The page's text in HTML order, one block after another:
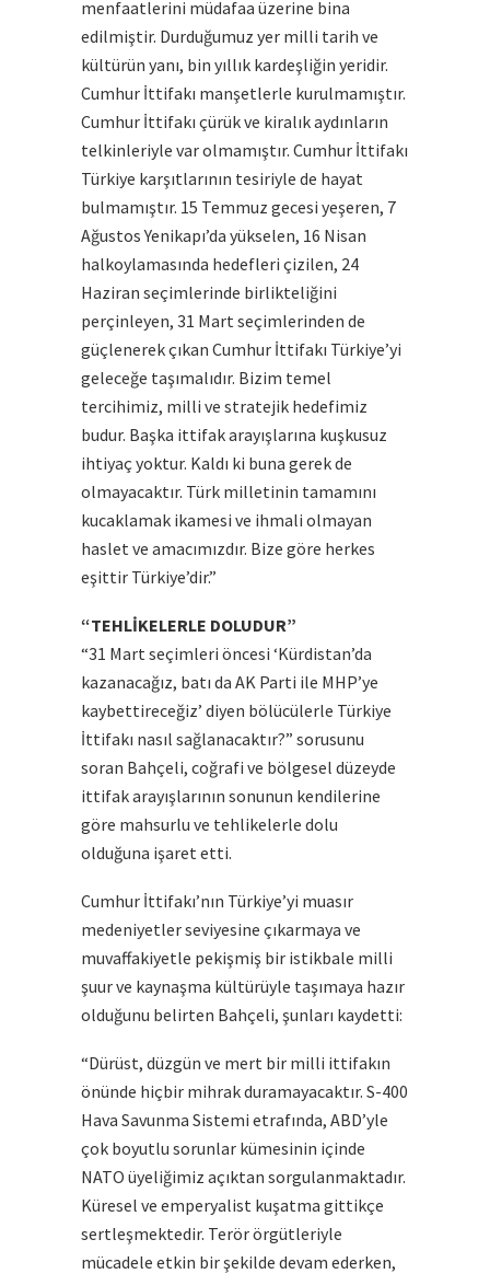
menfaatlerini müdafaa üzerine bina
edilmiştir. Durduğumuz yer milli tarih ve
kültürün yanı, bin yıllık kardeşliğin yeridir.
Cumhur İttifakı manşetlerle kurulmamıştır.
Cumhur İttifakı çürük ve kiralık aydınların
telkinleriyle var olmamıştır. Cumhur İttifakı
Türkiye karşıtlarının tesiriyle de hayat
bulmamıştır. 15 Temmuz gecesi yeşeren, 7
Ağustos Yenikapı’da yükselen, 16 Nisan
halkoylamasında hedefleri çizilen, 24
Haziran seçimlerinde birlikteliğini
perçinleyen, 31 Mart seçimlerinden de
güçlenerek çıkan Cumhur İttifakı Türkiye’yi
geleceğe taşımalıdır. Bizim temel
tercihimiz, milli ve stratejik hedefimiz
budur. Başka ittifak arayışlarına kuşkusuz
ihtiyaç yoktur. Kaldı ki buna gerek de
olmayacaktır. Türk milletinin tamamını
kucaklamak ikamesi ve ihmali olmayan
haslet ve amacımızdır. Bize göre herkes
eşittir Türkiye’dir.”
“TEHLİKELERLE DOLUDUR”
“31 Mart seçimleri öncesi ‘Kürdistan’da
kazanacağız, batı da AK Parti ile MHP’ye
kaybettireceğiz’ diyen bölücülerle Türkiye
İttifakı nasıl sağlanacaktır?” sorusunu
soran Bahçeli, coğrafi ve bölgesel düzeyde
ittifak arayışlarının sonunun kendilerine
göre mahsurlu ve tehlikelerle dolu
olduğuna işaret etti.
Cumhur İttifakı’nın Türkiye’yi muasır
medeniyetler seviyesine çıkarmaya ve
muvaffakiyetle pekişmiş bir istikbale milli
şuur ve kaynaşma kültürüyle taşımaya hazır
olduğunu belirten Bahçeli, şunları kaydetti:
“Dürüst, düzgün ve mert bir milli ittifakın
önünde hiçbir mihrak duramayacaktır. S-400
Hava Savunma Sistemi etrafında, ABD’yle
çok boyutlu sorunlar kümesinin içinde
NATO üyeliğimiz açıktan sorgulanmaktadır.
Küresel ve emperyalist kuşatma gittikçe
sertleşmektedir. Terör örgütleriyle
mücadele etkin bir şekilde devam ederken,